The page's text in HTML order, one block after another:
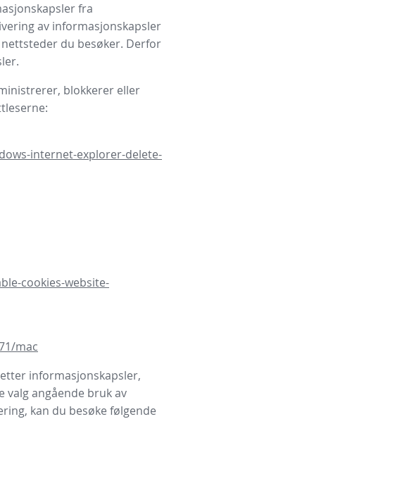
fra
av informasjonskapsler
du besøker. Derfor
blokkerer eller
internet-explorer-delete-
cookies-website-
mac
informasjonskapsler,
valg angående bruk av
kan du besøke følgende